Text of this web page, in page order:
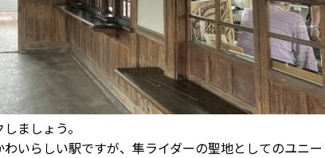
ましょう。
いらしい駅ですが、隼ライダーの聖地としてのユニー